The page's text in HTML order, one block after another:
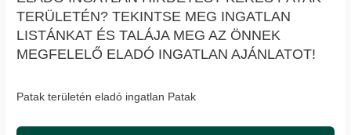
TERÜLETÉN? TEKINTSE MEG INGATLAN
LISTÁNKAT ÉS TALÁJA MEG AZ ÖNNEK
MEGFELELŐ ELADÓ INGATLAN AJÁNLATOT!
Patak területén eladó ingatlan Patak